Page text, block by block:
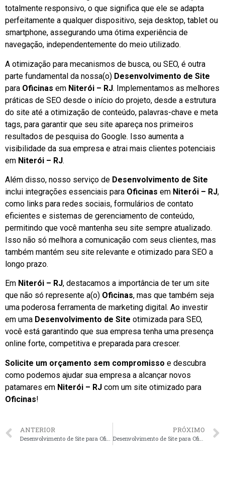
totalmente responsivo, o que significa que ele se adapta
perfeitamente a qualquer dispositivo, seja desktop, tablet ou
smartphone, assegurando uma ótima experiência de
navegação, independentemente do meio utilizado.
A otimização para mecanismos de busca, ou SEO, é outra
parte fundamental da nossa(o) Desenvolvimento de Site
para Oficinas em Niterói – RJ. Implementamos as melhores
práticas de SEO desde o início do projeto, desde a estrutura
do site até a otimização de conteúdo, palavras-chave e meta
tags, para garantir que seu site apareça nos primeiros
resultados de pesquisa do Google. Isso aumenta a
visibilidade da sua empresa e atrai mais clientes potenciais
em Niterói – RJ.
Além disso, nosso serviço de Desenvolvimento de Site
inclui integrações essenciais para Oficinas em Niterói – RJ,
como links para redes sociais, formulários de contato
eficientes e sistemas de gerenciamento de conteúdo,
permitindo que você mantenha seu site sempre atualizado.
Isso não só melhora a comunicação com seus clientes, mas
também mantém seu site relevante e otimizado para SEO a
longo prazo.
Em Niterói – RJ, destacamos a importância de ter um site
que não só represente a(o) Oficinas, mas que também seja
uma poderosa ferramenta de marketing digital. Ao investir
em uma Desenvolvimento de Site otimizada para SEO,
você está garantindo que sua empresa tenha uma presença
online forte, competitiva e preparada para crescer.
Solicite um orçamento sem compromisso e descubra
como podemos ajudar sua empresa a alcançar novos
patamares em Niterói – RJ com um site otimizado para
Oficinas!
ANTERIOR
Desenvolvimento de Site para Oficinas em Santos – SP faça seu orçamento
PRÓXIMO
Desenvolvimento de Site para Oficinas em Uberlândia – MG faça seu orçamento